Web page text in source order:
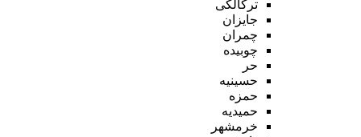
ترکالکی
جایزان
چمران
چوبیده
حر
حسینیه
حمزه
حمیدیه
خرمشهر